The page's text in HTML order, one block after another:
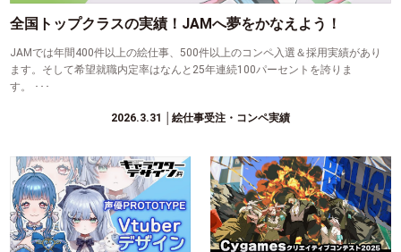
全国トップクラスの実績！JAMへ夢をかなえよう！
JAMでは年間400件以上の絵仕事、500件以上のコンペ入選＆採用実績があり
ます。そして希望就職内定率はなんと25年連続100パーセントを誇りま
す。 ･･･
2026.3.31 │絵仕事受注・コンペ実績